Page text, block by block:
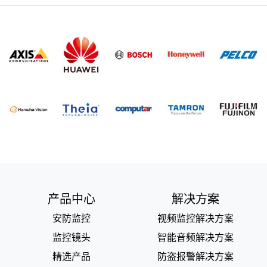
产品中心
安防监控
监控镜头
精选产品
解决方案
视频监控解决方案
智能音频解决方案
防盗报警解决方案